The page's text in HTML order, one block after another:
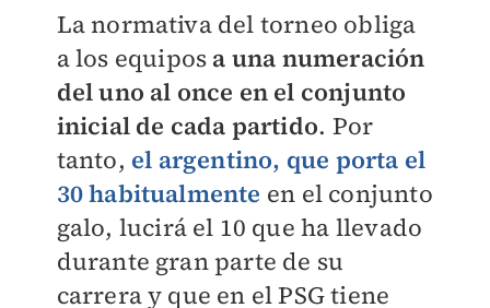
La normativa del torneo obliga
a los equipos a una numeración
del uno al once en el conjunto
inicial de cada partido. Por
tanto, el argentino, que porta el
30 habitualmente en el conjunto
galo, lucirá el 10 que ha llevado
durante gran parte de su
carrera y que en el PSG tiene